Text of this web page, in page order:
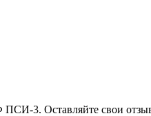
ПСИ-3. Оставляйте свои